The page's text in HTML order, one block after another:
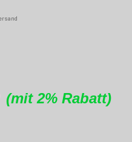
(mit 2% Rabatt)